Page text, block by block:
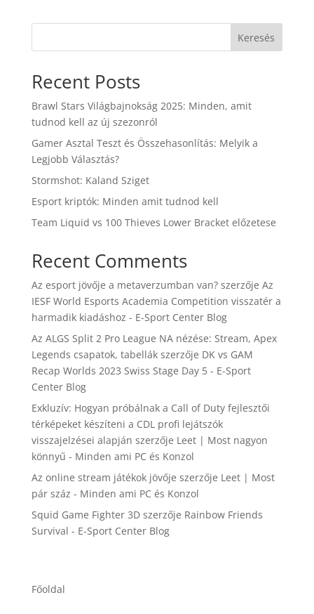
Keresés
Recent Posts
Brawl Stars Világbajnokság 2025: Minden, amit
tudnod kell az új szezonról
Gamer Asztal Teszt és Összehasonlítás: Melyik a
Legjobb Választás?
Stormshot: Kaland Sziget
Esport kriptók: Minden amit tudnod kell
Team Liquid vs 100 Thieves Lower Bracket előzetese
Recent Comments
Az esport jövője a metaverzumban van?szerzője Az
IESF World Esports Academia Competition visszatér a
harmadik kiadáshoz - E-Sport Center Blog
Az ALGS Split 2 Pro League NA nézése: Stream, Apex
Legends csapatok, tabellákszerzője DK vs GAM
Recap Worlds 2023 Swiss Stage Day 5 - E-Sport
Center Blog
Exkluzív: Hogyan próbálnak a Call of Duty fejlesztői
térképeket készíteni a CDL profi lejátszók
visszajelzései alapján szerzője Leet | Most nagyon
könnyű - Minden ami PC és Konzol
Az online stream játékok jövője szerzője Leet | Most
pár száz - Minden ami PC és Konzol
Squid Game Fighter 3Dszerzője Rainbow Friends
Survival - E-Sport Center Blog
Főoldal